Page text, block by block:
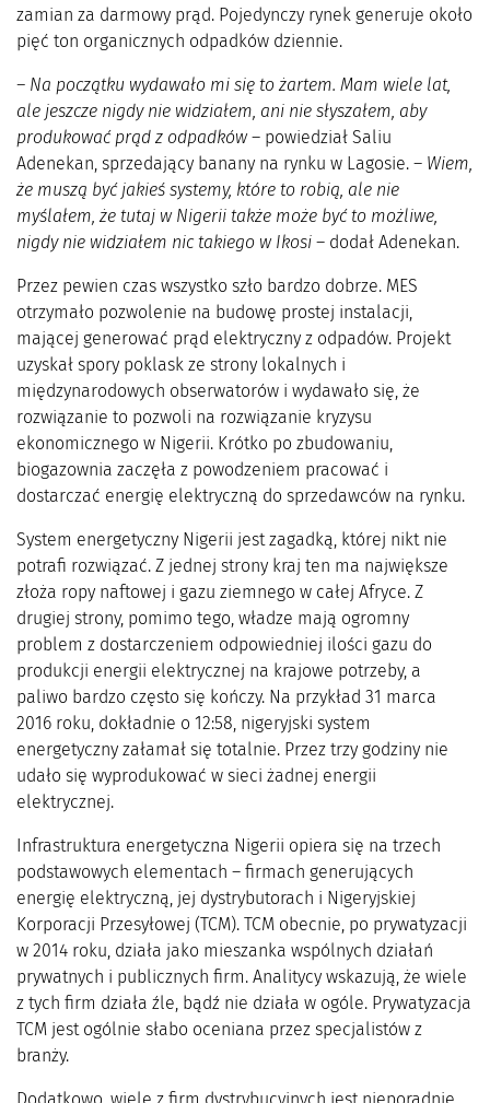
zamian za darmowy prąd. Pojedynczy rynek generuje około
pięć ton organicznych odpadków dziennie.
– Na początku wydawało mi się to żartem. Mam wiele lat,
ale jeszcze nigdy nie widziałem, ani nie słyszałem, aby
produkować prąd z odpadków– powiedział Saliu
Adenekan, sprzedający banany na rynku w Lagosie. – Wiem,
że muszą być jakieś systemy, które to robią, ale nie
myślałem, że tutaj w Nigerii także może być to możliwe,
nigdy nie widziałem nic takiego w Ikosi – dodał Adenekan.
Przez pewien czas wszystko szło bardzo dobrze. MES
otrzymało pozwolenie na budowę prostej instalacji,
mającej generować prąd elektryczny z odpadów. Projekt
uzyskał spory poklask ze strony lokalnych i
międzynarodowych obserwatorów i wydawało się, że
rozwiązanie to pozwoli na rozwiązanie kryzysu
ekonomicznego w Nigerii. Krótko po zbudowaniu,
biogazownia zaczęła z powodzeniem pracować i
dostarczać energię elektryczną do sprzedawców na rynku.
System energetyczny Nigerii jest zagadką, której nikt nie
potrafi rozwiązać. Z jednej strony kraj ten ma największe
złoża ropy naftowej i gazu ziemnego w całej Afryce. Z
drugiej strony, pomimo tego, władze mają ogromny
problem z dostarczeniem odpowiedniej ilości gazu do
produkcji energii elektrycznej na krajowe potrzeby, a
paliwo bardzo często się kończy. Na przykład 31 marca
2016 roku, dokładnie o 12:58, nigeryjski system
energetyczny załamał się totalnie. Przez trzy godziny nie
udało się wyprodukować w sieci żadnej energii
elektrycznej.
Infrastruktura energetyczna Nigerii opiera się na trzech
podstawowych elementach – firmach generujących
energię elektryczną, jej dystrybutorach i Nigeryjskiej
Korporacji Przesyłowej (TCM). TCM obecnie, po prywatyzacji
w 2014 roku, działa jako mieszanka wspólnych działań
prywatnych i publicznych firm. Analitycy wskazują, że wiele
z tych firm działa źle, bądź nie działa w ogóle. Prywatyzacja
TCM jest ogólnie słabo oceniana przez specjalistów z
branży.